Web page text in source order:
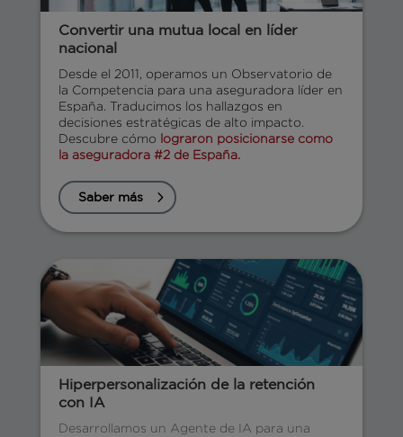
Convertir una mutua local en líder
nacional
Desde el 2011, operamos un Observatorio de
la Competencia para una aseguradora líder en
España. Traducimos los hallazgos en
decisiones estratégicas de alto impacto.
Descubre cómo lograron posicionarse como
la aseguradora #2 de España.
Saber más
Hiperpersonalización de la retención
con IA
Desarrollamos un Agente de IA para una